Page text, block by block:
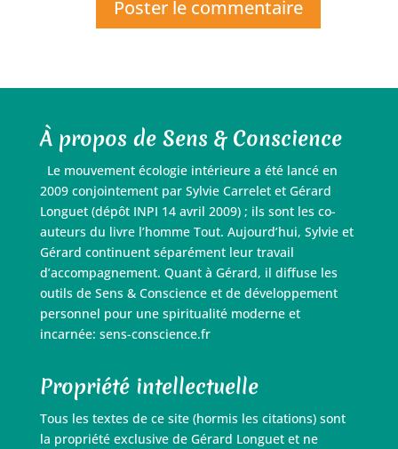
À propos de Sens & Conscience
Le mouvement écologie intérieure a été lancé en
2009 conjointement par Sylvie Carrelet et Gérard
Longuet (dépôt INPI 14 avril 2009) ; ils sont les co-
auteurs du livre l’homme Tout. Aujourd’hui, Sylvie et
Gérard continuent séparément leur travail
d’accompagnement. Quant à Gérard, il diffuse les
outils de Sens & Conscience et de développement
personnel pour une spiritualité moderne et
incarnée: sens-conscience.fr
Propriété intellectuelle
Tous les textes de ce site (hormis les citations) sont
la propriété exclusive de Gérard Longuet et ne